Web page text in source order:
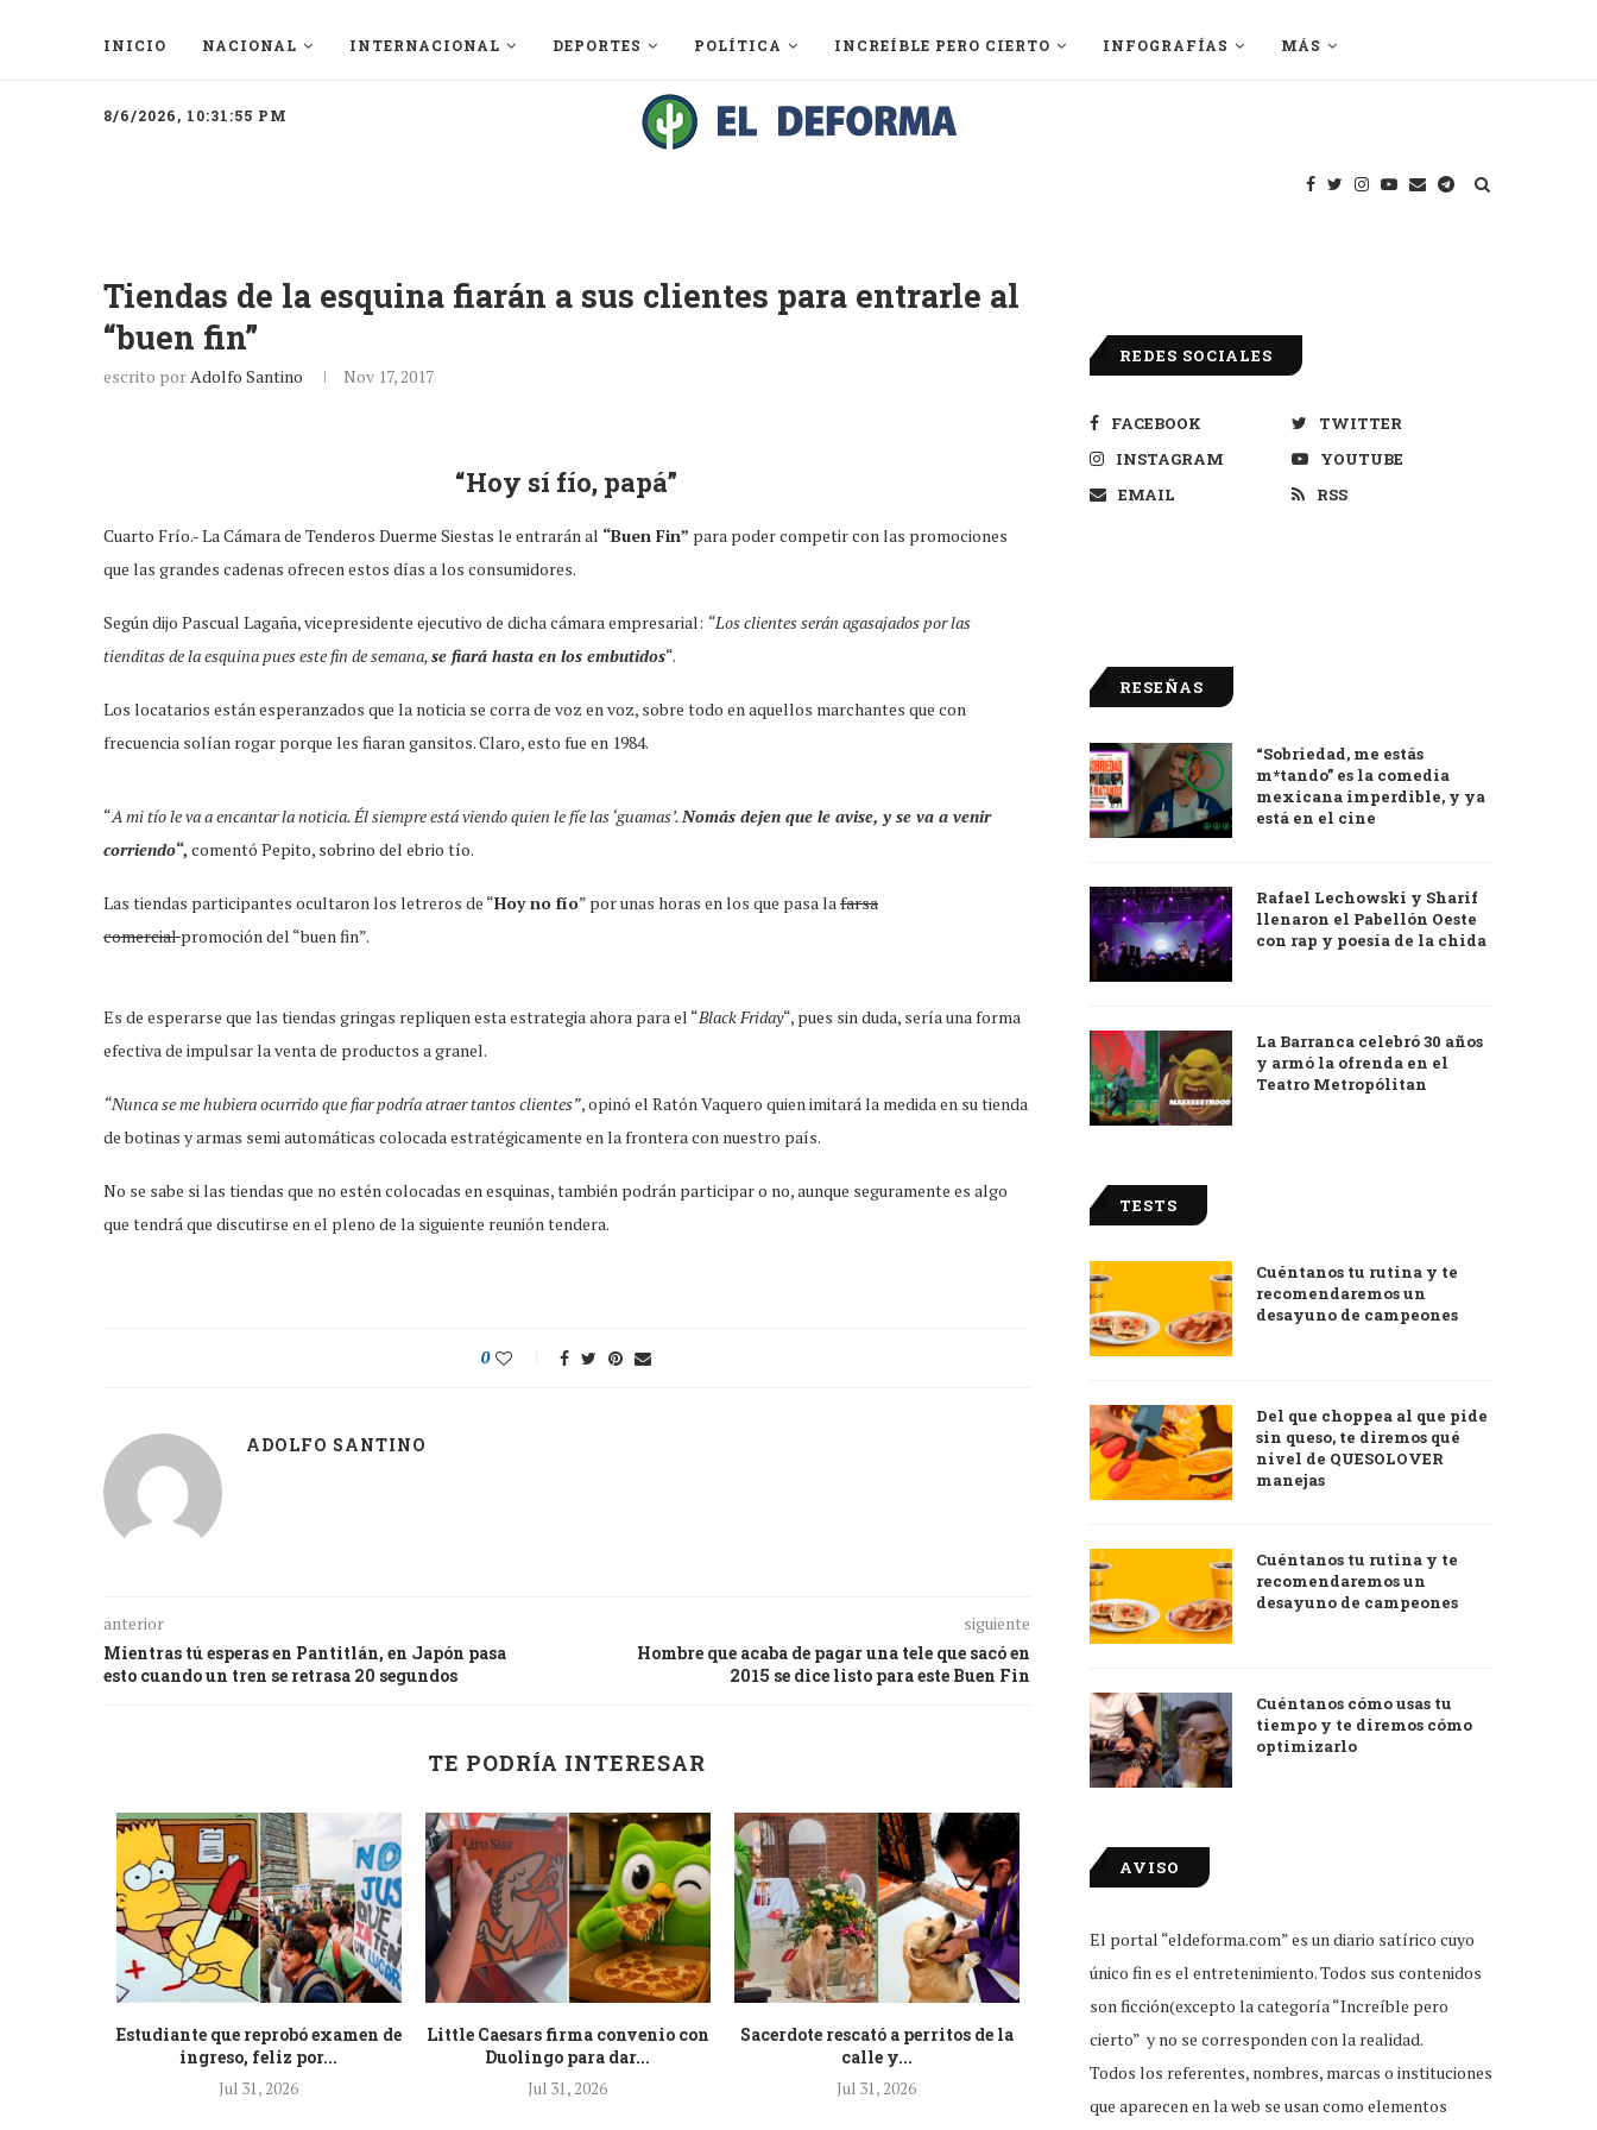
INICIO NACIONAL INTERNACIONAL DEPORTES POLÍTICA INCREÍBLE PERO CIERTO INFOGRAFÍAS MÁS
8/6/2026, 10:31:55 PM
Tiendas de la esquina fiarán a sus clientes para entrarle al
“buen fin”
escrito porAdolfo Santino Nov 17, 2017
“Hoy sí fío, papá”
Cuarto Frío.- La Cámara de Tenderos Duerme Siestas le entrarán al “Buen Fin” para poder competir con las promociones
que las grandes cadenas ofrecen estos días a los consumidores.
Según dijo Pascual Lagaña, vicepresidente ejecutivo de dicha cámara empresarial: “Los clientes serán agasajados por las
tienditas de la esquina pues este fin de semana,se fiará hasta en los embutidos“.
Los locatarios están esperanzados que la noticia se corra de voz en voz, sobre todo en aquellos marchantes que con
frecuencia solían rogar porque les fiaran gansitos. Claro, esto fue en 1984.
“A mi tío le va a encantar la noticia. Él siempre está viendo quien le fíe las ‘guamas’.Nomás dejen que le avise, y se va a venir
corriendo“, comentó Pepito, sobrino del ebrio tío.
Las tiendas participantes ocultaron los letreros de “Hoy no fío” por unas horas en los que pasa lafarsa
comercialpromoción del “buen fin”.
Es de esperarse que las tiendas gringas repliquen esta estrategia ahora para el “Black Friday“, pues sin duda, sería una forma
efectiva de impulsar la venta de productos a granel.
“Nunca se me hubiera ocurrido que fiar podría atraer tantos clientes”, opinó el Ratón Vaquero quien imitará la medida en su tienda
de botinas y armas semi automáticas colocada estratégicamente en la frontera con nuestro país.
No se sabe si las tiendas que no estén colocadas en esquinas, también podrán participar o no, aunque seguramente es algo
que tendrá que discutirse en el pleno de la siguiente reunión tendera.
0
ADOLFO SANTINO
anterior
Mientras tú esperas en Pantitlán, en Japón pasa
esto cuando un tren se retrasa 20 segundos
siguiente
Hombre que acaba de pagar una tele que sacó en
2015 se dice listo para este Buen Fin
TE PODRÍA INTERESAR
Estudiante que reprobó examen de
ingreso, feliz por...
Jul 31, 2026
Little Caesars firma convenio con
Duolingo para dar...
Jul 31, 2026
Sacerdote rescató a perritos de la
calle y...
Jul 31, 2026
Bárbara de Regil le pide a
DreamWorks que...
Tras anécdota,
REDES SOCIALES
FACEBOOK
TWITTER
INSTAGRAM
YOUTUBE
EMAIL
RSS
RESEÑAS
9.0
“Sobriedad, me estás
m*tando” es la comedia
mexicana imperdible, y ya
está en el cine
Rafael Lechowski y Sharif
llenaron el Pabellón Oeste
con rap y poesía de la chida
La Barranca celebró 30 años
y armó la ofrenda en el
Teatro Metropólitan
TESTS
Cuéntanos tu rutina y te
recomendaremos un
desayuno de campeones
Del que choppea al que pide
sin queso, te diremos qué
nivel de QUESOLOVER
manejas
Cuéntanos tu rutina y te
recomendaremos un
desayuno de campeones
Cuéntanos cómo usas tu
tiempo y te diremos cómo
optimizarlo
AVISO
El portal “eldeforma.com” es un diario satírico cuyo
único fin es el entretenimiento. Todos sus contenidos
son ficción(excepto la categoría “Increíble pero
cierto” y no se corresponden con la realidad.
Todos los referentes, nombres, marcas o instituciones
que aparecen en la web se usan como elementos